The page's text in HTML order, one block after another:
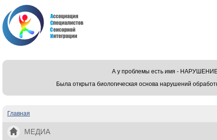
А у проблемы есть имя -
Была открыта биологическая основа нарушений
Вы здесь
Главная
МЕДИА